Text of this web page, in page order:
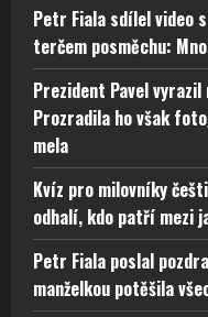
Petr Fiala sdílel video
terčem posměchu:
Prezident Pavel
Prozradila ho však
mela
Kvíz pro milovníky
odhalí, kdo patří mezi
Petr Fiala poslal
manželkou potěšila